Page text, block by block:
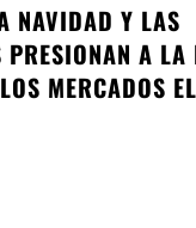
NAVIDAD Y LAS
PRESIONAN A
MERCADOS